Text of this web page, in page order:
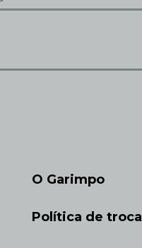
O Garimpo
Política de troca